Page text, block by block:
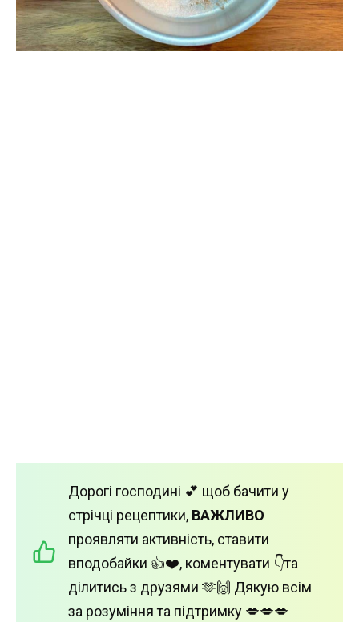
Дорогі господині 💕 щоб бачити у
стрічці рецептики, ВАЖЛИВО
проявляти активність, ставити
вподобайки 👍❤️, коментувати 👇та
ділитись з друзями 🫶🙌 Дякую всім
за розуміння та підтримку 💋💋💋